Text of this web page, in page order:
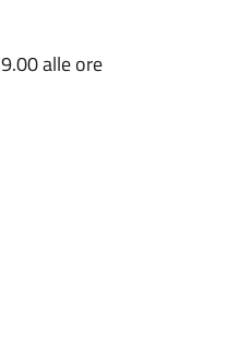
alle ore